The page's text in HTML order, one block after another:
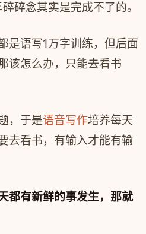
碎念其实是完成不了的。
是语写1万字训练，但后面
该怎么办，只能去看书
，于是语音写作培养每天
去看书，有输入才能有输
都有新鲜的事发生，那就